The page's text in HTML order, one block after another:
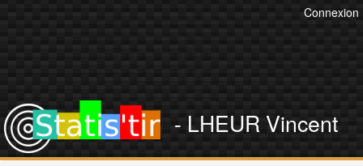
Connexion
- LHEUR Vincent